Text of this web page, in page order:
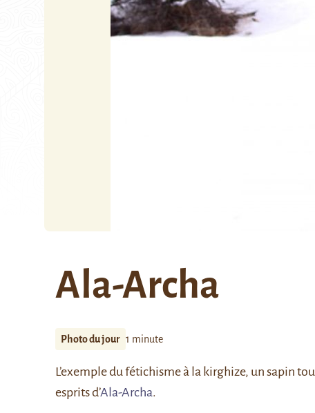
Ala-Archa
Photo du jour 1 minute
L’exemple du fétichisme à la kirghize, un sapin
esprits d’Ala-Archa.